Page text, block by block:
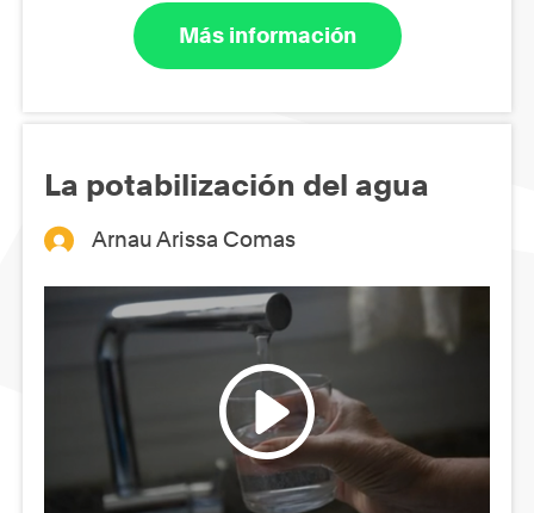
Más información
La potabilización del agua
Arnau Arissa Comas